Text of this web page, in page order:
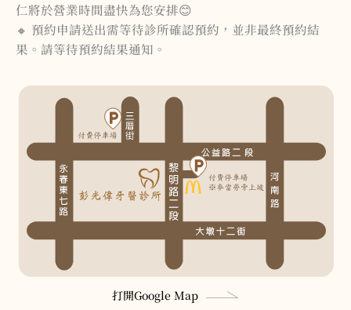
仁將於營業時間盡快為您安排😊
🔸 預約申請送出需等待診所確認預約，並非最終預約結
果。請等待預約結果通知。
打開Google Map